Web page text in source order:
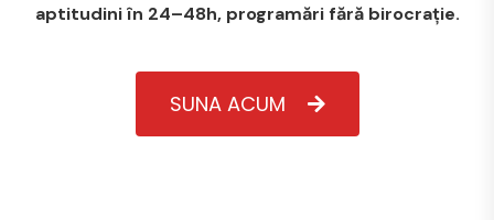
aptitudini în 24–48h, programări fără birocrație.
SUNA ACUM